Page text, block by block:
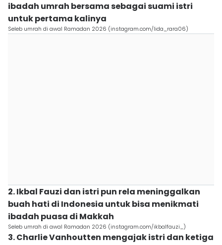
ibadah umrah bersama sebagai suami istri
untuk pertama kalinya
Seleb umrah di awal Ramadan 2026 (instagram.com/lida_rara06)
2. Ikbal Fauzi dan istri pun rela meninggalkan
buah hati di Indonesia untuk bisa menikmati
ibadah puasa di Makkah
Seleb umrah di awal Ramadan 2026 (instagram.com/ikbalfauzi_)
3. Charlie Vanhoutten mengajak istri dan ketiga